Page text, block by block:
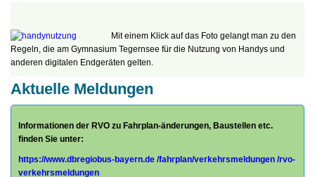
Aktuelle Meldungen
Informationen der RVO zu Fahrplan-änderungen, Baustellen etc.
finden Sie unter:
https://www.dbregiobus-bayern.de /fahrplan/verkehrsmeldungen /rvo-
verkehrsmeldungen
Mit einem Klick auf das Foto gelangt man zu den
Regeln, die am Gymnasium Tegernsee für die Nutzung von Handys und
anderen digitalen Endgeräten gelten.